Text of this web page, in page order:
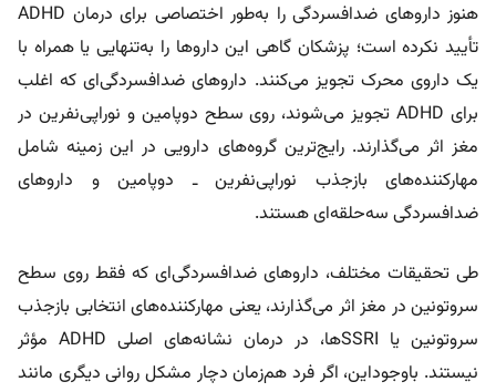
هنوز داروهای ضدافسردگی را به‌طور اختصاصی برای درمان ADHD
تأیید نکرده است؛ پزشکان گاهی این داروها را به‌تنهایی یا همراه با
یک داروی محرک تجویز می‌کنند. داروهای ضدافسردگی‌ای که اغلب
برای ADHD تجویز می‌شوند، روی سطح دوپامین و نوراپی‌نفرین در
مغز اثر می‌گذارند. رایج‌ترین گروه‌های دارویی در این زمینه شامل
مهارکننده‌های بازجذب نوراپی‌نفرین ـ دوپامین و داروهای
ضدافسردگی سه‌حلقه‌ای هستند.
طی تحقیقات مختلف، داروهای ضدافسردگی‌ای که فقط روی سطح
سروتونین در مغز اثر می‌گذارند، یعنی مهارکننده‌های انتخابی بازجذب
سروتونین یا SSRIها، در درمان نشانه‌های اصلی ADHD مؤثر
نیستند. باوجوداین، اگر فرد هم‌زمان دچار مشکل روانی دیگری مانند